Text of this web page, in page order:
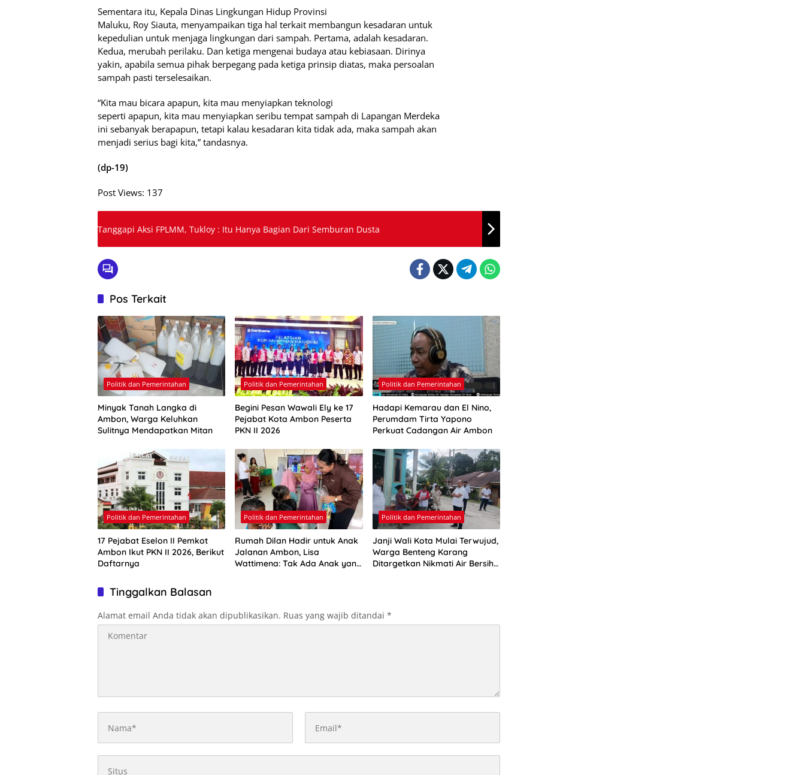
Sementara itu, Kepala Dinas Lingkungan Hidup Provinsi
Maluku, Roy Siauta, menyampaikan tiga hal terkait membangun kesadaran untuk
kepedulian untuk menjaga lingkungan dari sampah. Pertama, adalah kesadaran.
Kedua, merubah perilaku. Dan ketiga mengenai budaya atau kebiasaan. Dirinya
yakin, apabila semua pihak berpegang pada ketiga prinsip diatas, maka persoalan
sampah pasti terselesaikan.
“Kita mau bicara apapun, kita mau menyiapkan teknologi
seperti apapun, kita mau menyiapkan seribu tempat sampah di Lapangan Merdeka
ini sebanyak berapapun, tetapi kalau kesadaran kita tidak ada, maka sampah akan
menjadi serius bagi kita,” tandasnya.
(dp-19)
Post Views: 137
Tanggapi Aksi FPLMM, Tukloy : Itu Hanya Bagian Dari Semburan Dusta
Pos Terkait
Politik dan Pemerintahan
Minyak Tanah Langka di
Ambon, Warga Keluhkan
Sulitnya Mendapatkan Mitan
Politik dan Pemerintahan
Begini Pesan Wawali Ely ke 17
Pejabat Kota Ambon Peserta
PKN II 2026
Politik dan Pemerintahan
Hadapi Kemarau dan El Nino,
Perumdam Tirta Yapono
Perkuat Cadangan Air Ambon
Politik dan Pemerintahan
17 Pejabat Eselon II Pemkot
Ambon Ikut PKN II 2026, Berikut
Daftarnya
Politik dan Pemerintahan
Rumah Dilan Hadir untuk Anak
Jalanan Ambon, Lisa
Wattimena: Tak Ada Anak yang
Politik dan Pemerintahan
Janji Wali Kota Mulai Terwujud,
Warga Benteng Karang
Ditargetkan Nikmati Air Bersih
Tinggalkan Balasan
Alamat email Anda tidak akan dipublikasikan. Ruas yang wajib ditandai *